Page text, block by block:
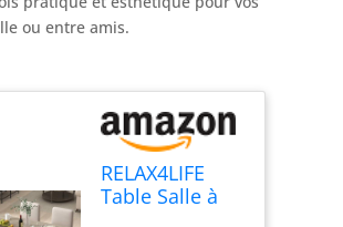
ou entre amis.
RELAX4LIFE
Table Salle à